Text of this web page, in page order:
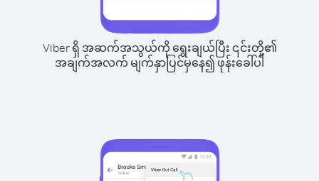
Viber ရှိ အဆက်အသွယ်ကို ရွေးချယ်ပြီး ၎င်းတို့၏
အချက်အလက် မျက်နှာပြင်မှနေ၍ ဖုန်းခေါ်ပါ